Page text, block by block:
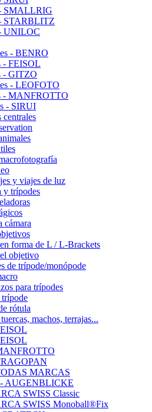
SMALLRIG
STARBLITZ
UNILOC
- BENRO
- FEISOL
- GITZO
- LEOFOTO
- MANFROTTO
- SIRUI
centrales
y viajes de luz
y trípodes
cámara
forma de L / L-Brackets
objetivo
de trípode/monópode
para trípodes
trípode
rótula
machos, terrajas...
MARCAS
- AUGENBLICKE
SWISS Classic
SWISS Monoball®Fix